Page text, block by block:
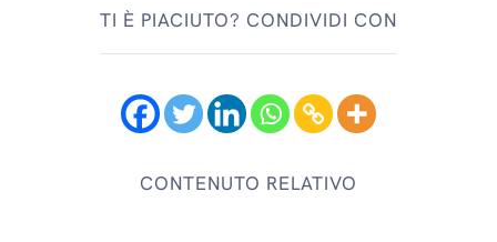
TI È PIACIUTO? CONDIVIDI CON
CONTENUTO RELATIVO